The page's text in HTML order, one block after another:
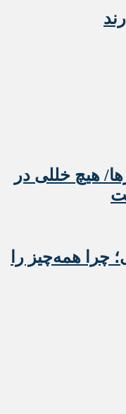
هیچ‌ خللی در
همه‌چیز را